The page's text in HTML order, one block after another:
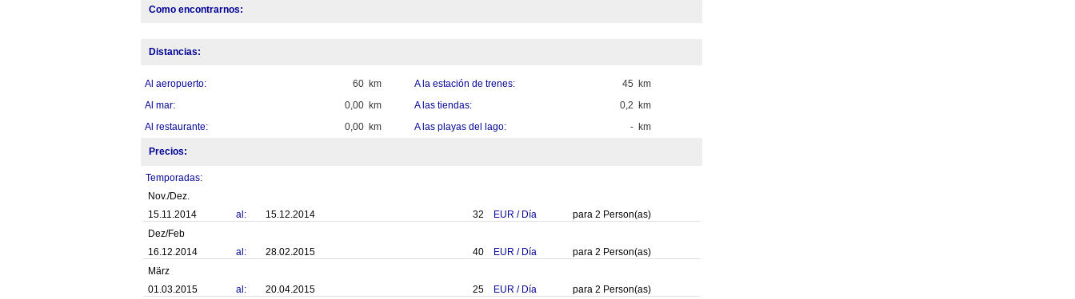
Como encontrarnos:
Distancias:
60 km
Al aeropuerto: 45 km
A la estación de trenes:
0,00 km
Al mar: 0,2 km
A las tiendas:
0,00 km
Al restaurante: - km
A las playas del lago:
Precios:
Temporadas:
Nov./Dez.
15.11.2014
al: 15.12.2014 32 EUR / Día para 2 Person(as)
Dez/Feb
16.12.2014
al: 28.02.2015 40 EUR / Día para 2 Person(as)
März
01.03.2015
al: 20.04.2015 25 EUR / Día para 2 Person(as)